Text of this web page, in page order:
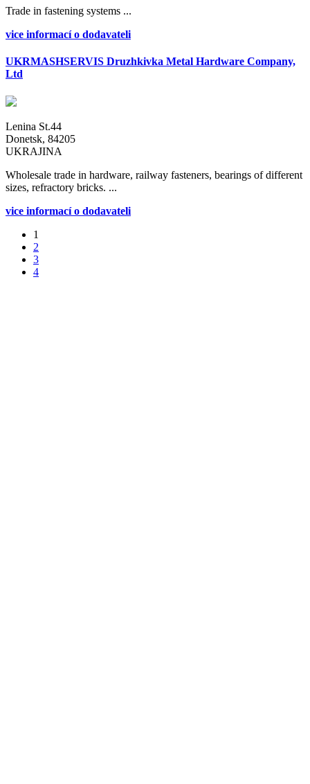
Trade in fastening systems ...
vice informací o dodavateli
UKRMASHSERVIS Druzhkivka Metal Hardware Company,
Ltd
Lenina St.44
Donetsk, 84205
UKRAJINA
Wholesale trade in hardware, railway fasteners, bearings of different
sizes, refractory bricks. ...
vice informací o dodavateli
1
2
3
4